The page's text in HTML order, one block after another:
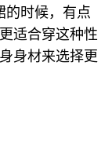
的时候，有点
适合穿这种性
身材来选择更